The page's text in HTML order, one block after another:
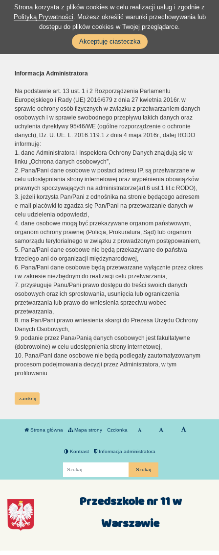
Strona korzysta z plików cookies w celu realizacji usług i zgodnie z
Polityką Prywatności. Możesz określić warunki przechowywania lub
dostępu do plików cookies w Twojej przeglądarce.
Akceptuję ciasteczka
Informacja Administratora
Na podstawie art. 13 ust. 1 i 2 Rozporządzenia Parlamentu
Europejskiego i Rady (UE) 2016/679 z dnia 27 kwietnia 2016r. w
sprawie ochrony osób fizycznych w związku z przetwarzaniem danych
osobowych i w sprawie swobodnego przepływu takich danych oraz
uchylenia dyrektywy 95/46/WE (ogólne rozporządzenie o ochronie
danych), Dz. U. UE. L. 2016.119.1 z dnia 4 maja 2016r., dalej RODO
informuję:
1. dane Administratora i Inspektora Ochrony Danych znajdują się w
linku „Ochrona danych osobowych”,
2. Pana/Pani dane osobowe w postaci adresu IP, są przetwarzane w
celu udostępniania strony internetowej oraz wypełnienia obowiązków
prawnych spoczywających na administratorze(art.6 ust.1 lit.c RODO),
3. jeżeli korzysta Pan/Pani z odnośnika na stronie będącego adresem
e-mail placówki to zgadza się Pan/Pani na przetwarzanie danych w
celu udzielenia odpowiedzi,
4. dane osobowe mogą być przekazywane organom państwowym,
organom ochrony prawnej (Policja, Prokuratura, Sąd) lub organom
samorządu terytorialnego w związku z prowadzonym postępowaniem,
5. Pana/Pani dane osobowe nie będą przekazywane do państwa
trzeciego ani do organizacji międzynarodowej,
6. Pana/Pani dane osobowe będą przetwarzane wyłącznie przez okres
i w zakresie niezbędnym do realizacji celu przetwarzania,
7. przysługuje Panu/Pani prawo dostępu do treści swoich danych
osobowych oraz ich sprostowania, usunięcia lub ograniczenia
przetwarzania lub prawo do wniesienia sprzeciwu wobec
przetwarzania,
8. ma Pan/Pani prawo wniesienia skargi do Prezesa Urzędu Ochrony
Danych Osobowych,
9. podanie przez Pana/Panią danych osobowych jest fakultatywne
(dobrowolne) w celu udostępnienia strony internetowej,
10. Pana/Pani dane osobowe nie będą podlegały zautomatyzowanym
procesom podejmowania decyzji przez Administratora, w tym
profilowaniu.
zamknij
Strona główna Mapa strony Czcionka
Kontrast Informacja administratora
Przedszkole nr 11 w
Warszawie